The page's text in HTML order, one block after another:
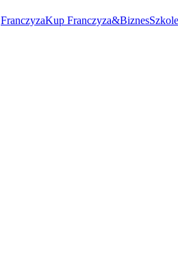
FranczyzaKup Franczyza&Biznes